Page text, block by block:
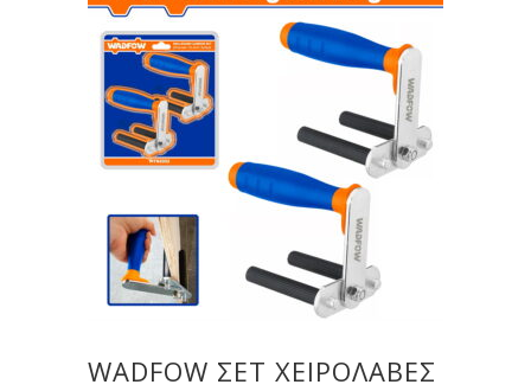
WADFOW ΣΕΤ ΧΕΙΡΟΛΑΒΕΣ